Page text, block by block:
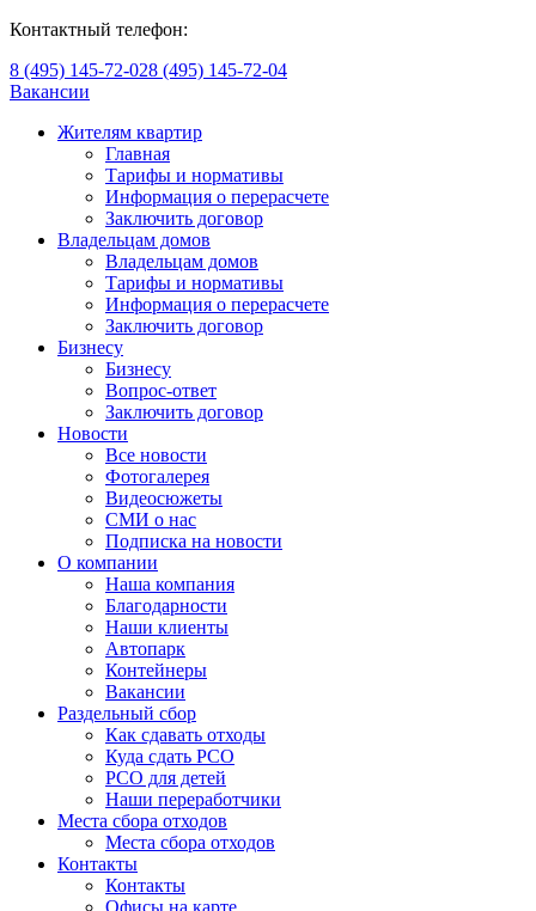
Контактный телефон:
8 (495) 145-72-028 (495) 145-72-04
Вакансии
Жителям квартир
Главная
Тарифы и нормативы
Информация о перерасчете
Заключить договор
Владельцам домов
Владельцам домов
Тарифы и нормативы
Информация о перерасчете
Заключить договор
Бизнесу
Бизнесу
Вопрос-ответ
Заключить договор
Новости
Все новости
Фотогалерея
Видеосюжеты
СМИ о нас
Подписка на новости
О компании
Наша компания
Благодарности
Наши клиенты
Автопарк
Контейнеры
Вакансии
Раздельный сбор
Как сдавать отходы
Куда сдать РСО
РСО для детей
Наши переработчики
Места сбора отходов
Места сбора отходов
Контакты
Контакты
Офисы на карте